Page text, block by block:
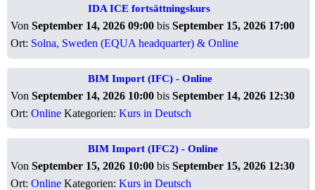
IDA ICE fortsättningskurs
VonSeptember 14, 2026 09:00 bisSeptember 15, 2026 17:00
Ort: Solna, Sweden (EQUA headquarter) & Online
BIM Import (IFC) - Online
VonSeptember 14, 2026 10:00 bisSeptember 14, 2026 12:30
Ort:Online Kategorien:Kurs in Deutsch
BIM Import (IFC2) - Online
VonSeptember 15, 2026 10:00 bisSeptember 15, 2026 12:30
Ort:Online Kategorien:Kurs in Deutsch